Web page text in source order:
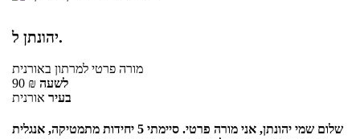
יהונתן ל.
מורה פרטי למרתון באורנית
90 ₪ לשעה
בעיר אורנית
שלום שמי יהונתן, אני מורה פרטי. סיימתי 5 יחידות מתמטיקה, אנגלית